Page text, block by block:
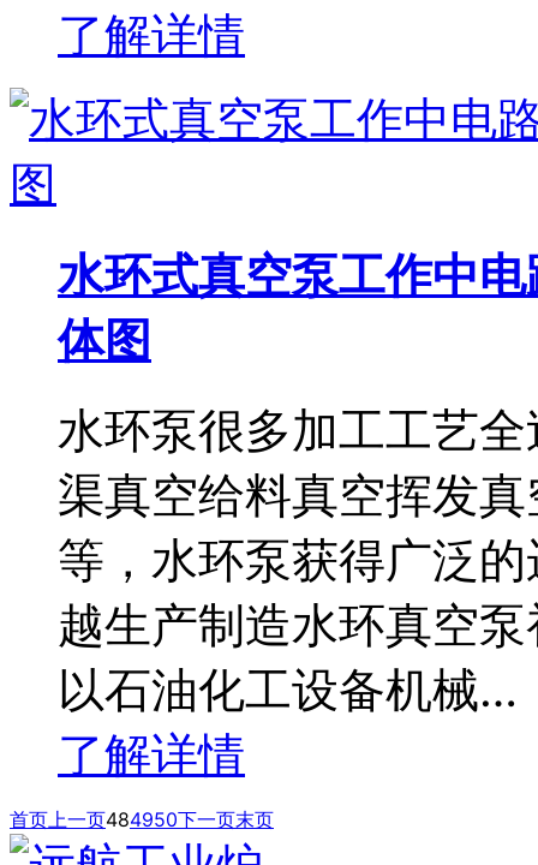
了解详情
水环式真空泵工作中
体图
水环泵很多加工工艺
渠真空给料真空挥发
等，水环泵获得广泛
越生产制造水环真空
以石油化工设备机械…
了解详情
首页 上一页484950下一页末页